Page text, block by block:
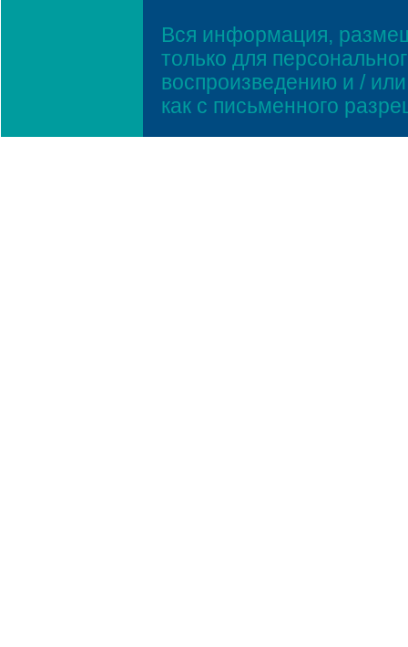
Вся информация,
только для
воспроизведению и /
как с письменного